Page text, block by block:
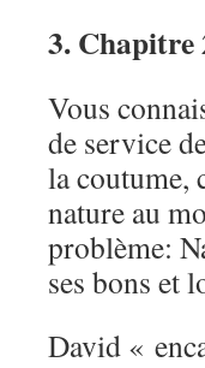
3. Chapitre
Vous
de service
la coutume,
nature au
problème:
ses bons et
David «